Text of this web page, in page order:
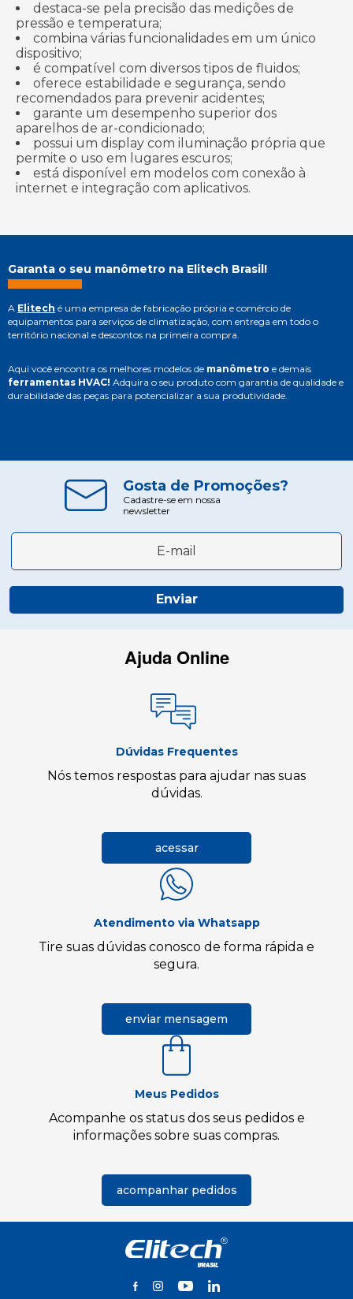
destaca-se pela precisão das medições de
pressão e temperatura;
combina várias funcionalidades em um único
dispositivo;
é compatível com diversos tipos de fluidos;
oferece estabilidade e segurança, sendo
recomendados para prevenir acidentes;
garante um desempenho superior dos
aparelhos de ar-condicionado;
possui um display com iluminação própria que
permite o uso em lugares escuros;
está disponível em modelos com conexão à
internet e integração com aplicativos.
Garanta o seu manômetro na Elitech Brasil!
A Elitech é uma empresa de fabricação própria e comércio de
equipamentos para serviços de climatização, com entrega em todo o
território nacional e descontos na primeira compra.
Aqui você encontra os melhores modelos de manômetro e demais
ferramentas HVAC! Adquira o seu produto com garantia de qualidade e
durabilidade das peças para potencializar a sua produtividade.
Gosta de Promoções?
Cadastre-se em nossa
newsletter
Enviar
Ajuda Online
Dúvidas Frequentes
Nós temos respostas para ajudar nas suas
dúvidas.
acessar
Atendimento via Whatsapp
Tire suas dúvidas conosco de forma rápida e
segura.
enviar mensagem
Meus Pedidos
Acompanhe os status dos seus pedidos e
informações sobre suas compras.
acompanhar pedidos